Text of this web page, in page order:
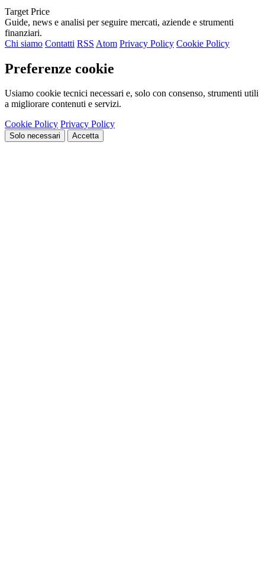
Target Price
Guide, news e analisi per seguire mercati, aziende e strumenti
finanziari.
Chi siamo Contatti RSS Atom Privacy Policy Cookie Policy
Preferenze cookie
Usiamo cookie tecnici necessari e, solo con consenso, strumenti utili
a migliorare contenuti e servizi.
Cookie Policy Privacy Policy
Solo necessari Accetta